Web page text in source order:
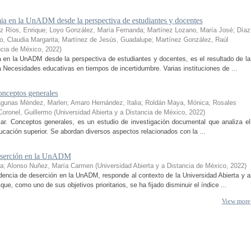
en la UnADM desde la perspectiva de estudiantes y docentes
Ríos, Enrique; Loyo González, María Fernanda; Martínez Lozano, María José; Díaz
Claudia Margarita; Martínez de Jesús, Guadalupe; Martínez González, Raúl
de México, 2022)
en la UnADM desde la perspectiva de estudiantes y docentes, es el resultado de la
educativas en tiempos de incertidumbre. Varias instituciones de ...
generales
Méndez, Marlen; Amaro Hernández, Italia; Roldán Maya, Mónica; Rosales
Guillermo (Universidad Abierta y a Distancia de México, 2022)
Conceptos generales, es un estudio de investigación documental que analiza el
superior. Se abordan diversos aspectos relacionados con la ...
en la UnADM
; Alonso Nuñez, María Carmen (Universidad Abierta y a Distancia de México, 2022)
de deserción en la UnADM, responde al contexto de la Universidad Abierta y a
como uno de sus objetivos prioritarios, se ha fijado disminuir el índice ...
View more